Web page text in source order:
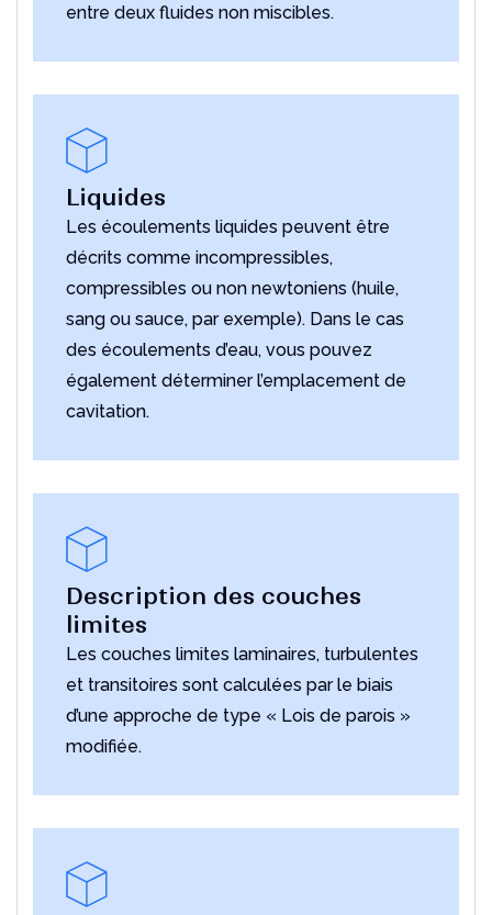
entre deux fluides non miscibles.
Liquides
Les écoulements liquides peuvent être
décrits comme incompressibles,
compressibles ou non newtoniens (huile,
sang ou sauce, par exemple). Dans le cas
des écoulements d’eau, vous pouvez
également déterminer l’emplacement de
cavitation.
Description des couches
limites
Les couches limites laminaires, turbulentes
et transitoires sont calculées par le biais
d’une approche de type « Lois de parois »
modifiée.